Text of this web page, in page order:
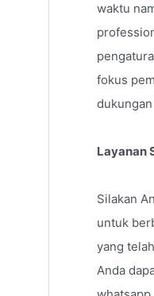
waktu
fokus
Layanan
Silakan
untuk
yang
Anda